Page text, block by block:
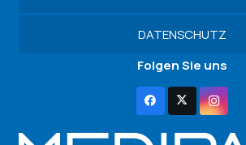
DATENSCHUTZ
Folgen Sie uns